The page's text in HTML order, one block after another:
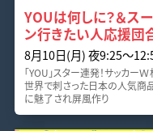
YOUは何しに？＆ス
ン行きたい人応援団
8月10日(月) 夜9:25〜
「YOU」スター連発！サッカー
世界で刺さった日本の人気商
に魅了され屏風作り